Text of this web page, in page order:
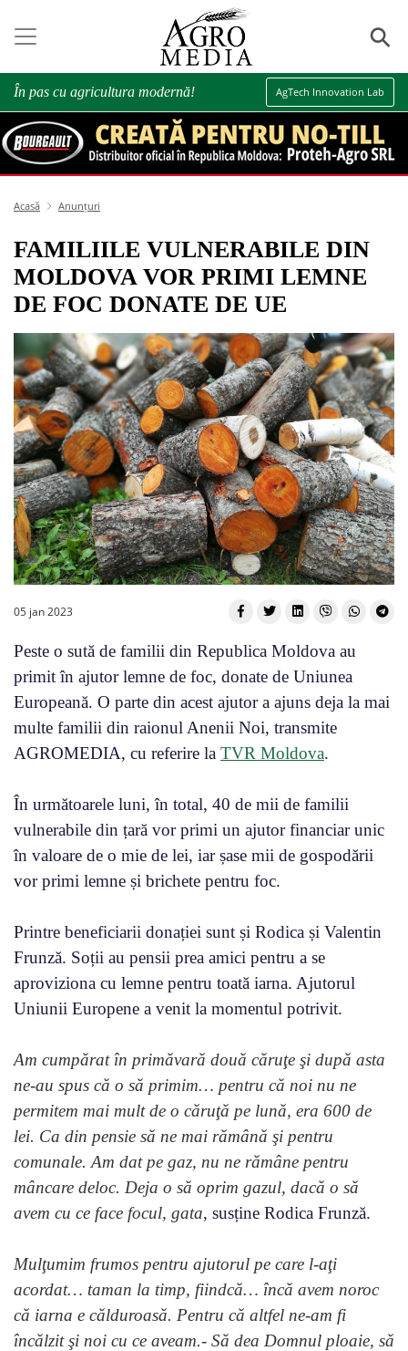
⚲
În pas cu agricultura modernă! AgTech Innovation Lab
Acasă Anunțuri
FAMILIILE VULNERABILE DIN
MOLDOVA VOR PRIMI LEMNE
DE FOC DONATE DE UE
05 jan 2023
Peste o sută de familii din Republica Moldova au
primit în ajutor lemne de foc, donate de Uniunea
Europeană. O parte din acest ajutor a ajuns deja la mai
multe familii din raionul Anenii Noi, transmite
AGROMEDIA, cu referire la TVR Moldova.
În următoarele luni, în total, 40 de mii de familii
vulnerabile din țară vor primi un ajutor financiar unic
în valoare de o mie de lei, iar șase mii de gospodării
vor primi lemne și brichete pentru foc.
Printre beneficiarii donației sunt și Rodica și Valentin
Frunză. Soții au pensii prea amici pentru a se
aproviziona cu lemne pentru toată iarna. Ajutorul
Uniunii Europene a venit la momentul potrivit.
Am cumpărat în primăvară două căruţe şi după asta
ne-au spus că o să primim… pentru că noi nu ne
permitem mai mult de o căruţă pe lună, era 600 de
lei. Ca din pensie să ne mai rămână şi pentru
comunale. Am dat pe gaz, nu ne rămâne pentru
mâncare deloc. Deja o să oprim gazul, dacă o să
avem cu ce face focul, gata, susține Rodica Frunză.
Mulţumim frumos pentru ajutorul pe care l-aţi
acordat… taman la timp, fiindcă… încă avem noroc
că iarna e călduroasă. Pentru că altfel ne-am fi
încălzit şi noi cu ce aveam.- Să dea Domnul ploaie, să